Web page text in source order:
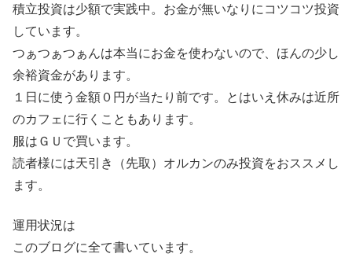
積立投資は少額で実践中。お金が無いなりにコツコツ投資
しています。
つぁつぁつぁんは本当にお金を使わないので、ほんの少し
余裕資金があります。
１日に使う金額０円が当たり前です。とはいえ休みは近所
のカフェに行くこともあります。
服はＧＵで買います。
読者様には天引き（先取）オルカンのみ投資をおススメし
ます。
運用状況は
このブログに全て書いています。